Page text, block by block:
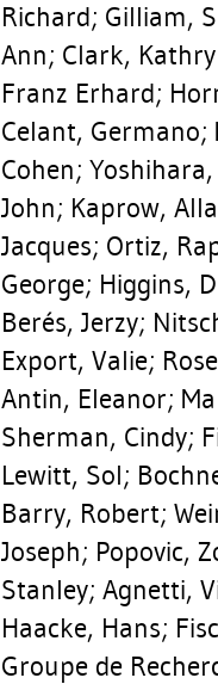
Richard; Gilliam,
Ann; Clark,
Franz Erhard;
Celant, Germano;
Cohen;
John; Kaprow,
Jacques; Ortiz,
George; Higgins,
Berés, Jerzy;
Export, Valie;
Antin, Eleanor;
Sherman, Cindy;
Lewitt, Sol;
Barry, Robert;
Joseph; Popovic,
Stanley; Agnetti,
Haacke, Hans;
Groupe de